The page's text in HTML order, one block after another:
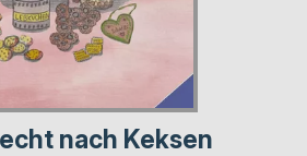
nach Keksen